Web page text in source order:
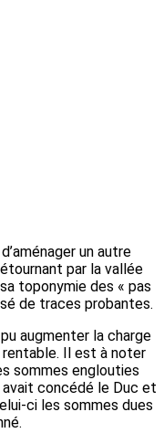
un autre
par la vallée
toponymie des « pas
de traces probantes.
augmenter la charge
Il est à noter
sommes englouties
avait concédé le Duc et
ci les sommes dues